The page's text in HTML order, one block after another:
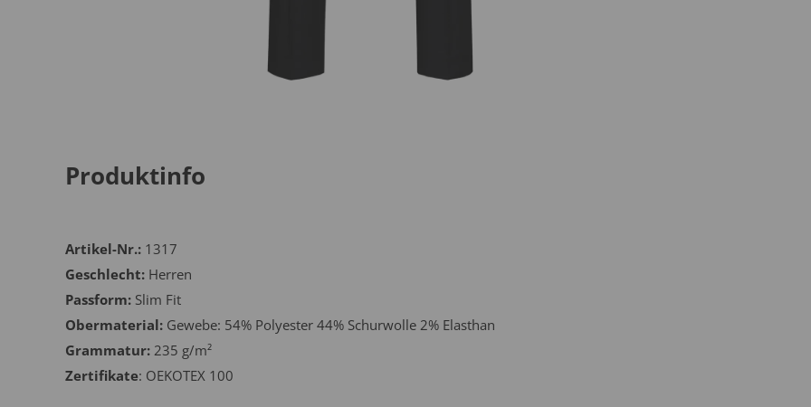
Produktinfo
Artikel-Nr.: 1317
Geschlecht: Herren
Passform: Slim Fit
Obermaterial: Gewebe: 54% Polyester 44% Schurwolle 2% Elasthan
Grammatur: 235 g/m²
Zertifikate: OEKOTEX 100